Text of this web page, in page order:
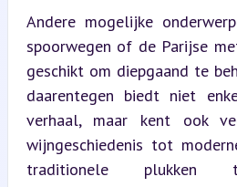
Andere mogelijke
spoorwegen of de Parijse
geschikt om diepgaand te
daarentegen biedt niet
verhaal, maar kent ook
wijngeschiedenis tot
traditionele plukken